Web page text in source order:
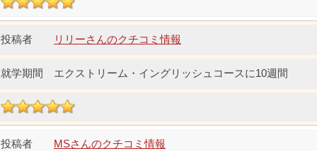
リリーさんのクチコミ情報
エクストリーム・イングリッシュコースに10週間
MSさんのクチコミ情報